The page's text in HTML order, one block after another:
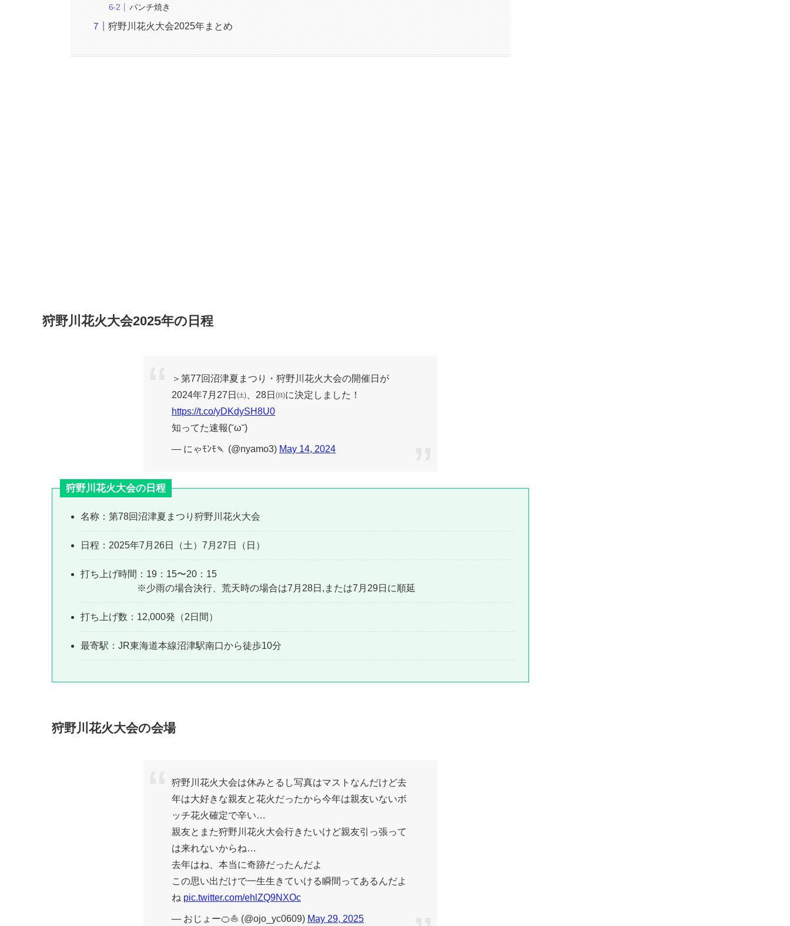
パンチ焼き
狩野川花火大会2025年まとめ
狩野川花火大会2025年の日程
＞第77回沼津夏まつり・狩野川花火大会の開催日が
2024年7月27日㈯、28日㈰に決定しました！
https://t.co/yDKdySH8U0
知ってた速報(˘ω˘)
— にゃﾓﾝﾓ🍡 (@nyamo3) May 14, 2024
狩野川花火大会の日程
名称：第78回沼津夏まつり狩野川花火大会
日程：2025年7月26日（土）7月27日（日）
打ち上げ時間：19：15〜20：15
※少雨の場合決行、荒天時の場合は7月28日,または7月29日に順延
打ち上げ数：12,000発（2日間）
最寄駅：JR東海道本線沼津駅南口から徒歩10分
狩野川花火大会の会場
狩野川花火大会は休みとるし写真はマストなんだけど去
年は大好きな親友と花火だったから今年は親友いないボ
ッチ花火確定で辛い…
親友とまた狩野川花火大会行きたいけど親友引っ張って
は来れないからね…
去年はね、本当に奇跡だったんだよ
この思い出だけで一生生きていける瞬間ってあるんだよ
ね pic.twitter.com/ehlZQ9NXOc
— おじょー🍊⛵ (@ojo_yc0609) May 29, 2025